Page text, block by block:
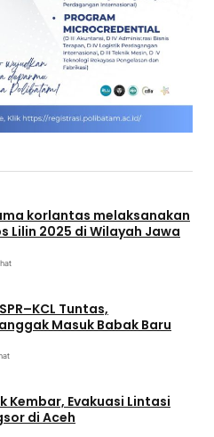
korlantas melaksanakan
Lilin 2025 di Wilayah Jawa
Tuntas,
Masuk Babak Baru
Kembar, Evakuasi Lintasi
di Aceh